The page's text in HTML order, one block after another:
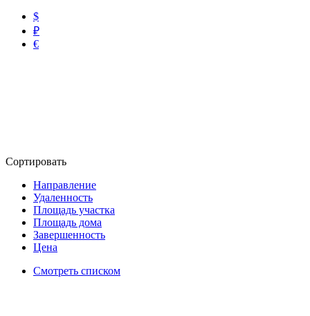
$
₽
€
Сортировать
Направление
Удаленность
Площадь участка
Площадь дома
Завершенность
Цена
Смотреть списком